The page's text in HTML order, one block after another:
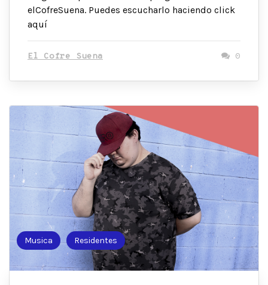
elCofreSuena. Puedes escucharlo haciendo click
aquí
El Cofre Suena 0
Musica Residentes